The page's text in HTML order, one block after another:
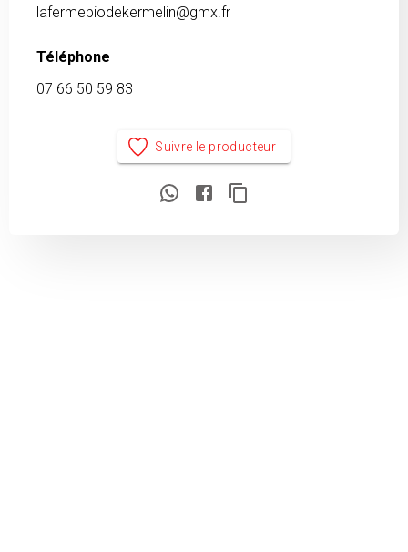
lafermebiodekermelin@gmx.fr
Téléphone
07 66 50 59 83
Suivre le producteur